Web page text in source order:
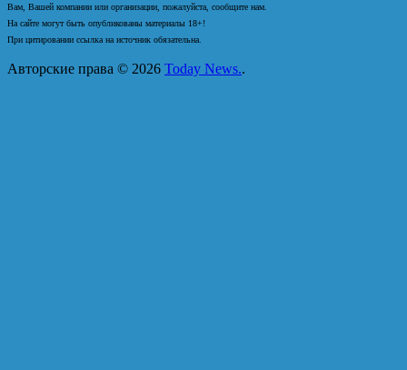
Вам, Вашей компании или организации, пожалуйста, сообщите нам.
На сайте могут быть опубликованы материалы 18+!
При цитировании ссылка на источник обязательна.
Авторские права © 2026 Today News..